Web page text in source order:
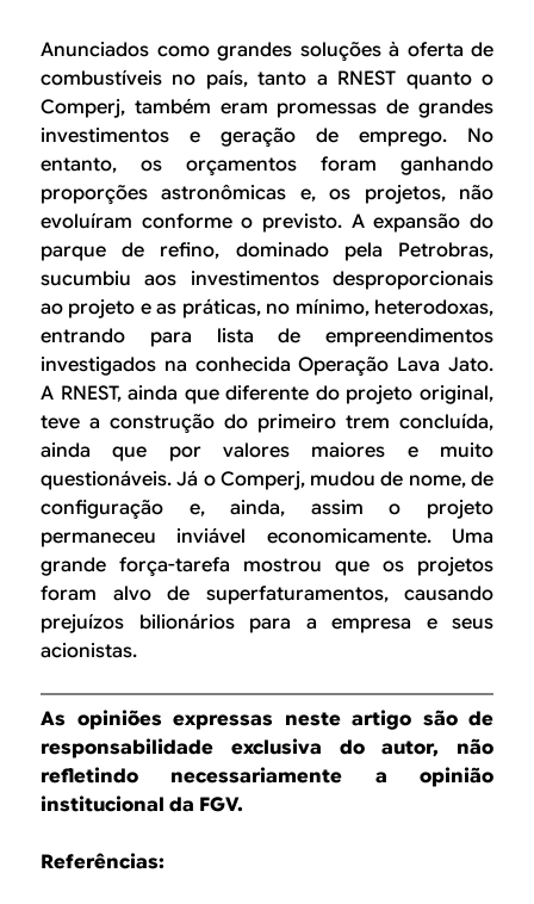
Anunciados como grandes soluções à oferta de
combustíveis no país, tanto a RNEST quanto o
Comperj, também eram promessas de grandes
investimentos e geração de emprego. No
entanto, os orçamentos foram ganhando
proporções astronômicas e, os projetos, não
evoluíram conforme o previsto. A expansão do
parque de refino, dominado pela Petrobras,
sucumbiu aos investimentos desproporcionais
ao projeto e as práticas, no mínimo, heterodoxas,
entrando para lista de empreendimentos
investigados na conhecida Operação Lava Jato.
A RNEST, ainda que diferente do projeto original,
teve a construção do primeiro trem concluída,
ainda que por valores maiores e muito
questionáveis. Já o Comperj, mudou de nome, de
configuração e, ainda, assim o projeto
permaneceu inviável economicamente. Uma
grande força-tarefa mostrou que os projetos
foram alvo de superfaturamentos, causando
prejuízos bilionários para a empresa e seus
acionistas.
As opiniões expressas neste artigo são de
responsabilidade exclusiva do autor, não
refletindo necessariamente a opinião
institucional da FGV.
Referências: